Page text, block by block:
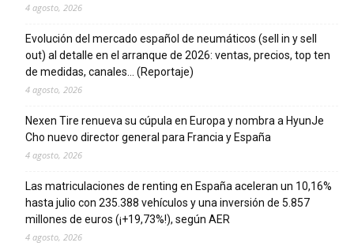
4 agosto, 2026
Evolución del mercado español de neumáticos (sell in y sell
out) al detalle en el arranque de 2026: ventas, precios, top ten
de medidas, canales… (Reportaje)
4 agosto, 2026
Nexen Tire renueva su cúpula en Europa y nombra a HyunJe
Cho nuevo director general para Francia y España
4 agosto, 2026
Las matriculaciones de renting en España aceleran un 10,16%
hasta julio con 235.388 vehículos y una inversión de 5.857
millones de euros (¡+19,73%!), según AER
4 agosto, 2026